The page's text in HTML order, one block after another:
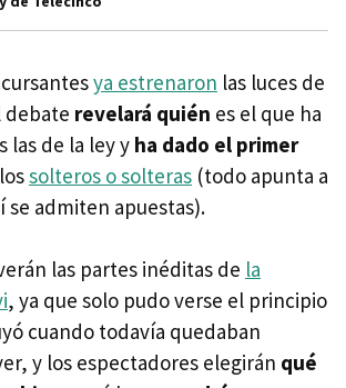
ya estrenaron las luces de
debate revelará quién es el que ha
las de la ley y ha dado el primer
solteros o solteras (todo apunta a
se admiten apuestas).
las partes inéditas de la
, ya que solo pudo verse el principio
cuando todavía quedaban
y los espectadores elegirán qué